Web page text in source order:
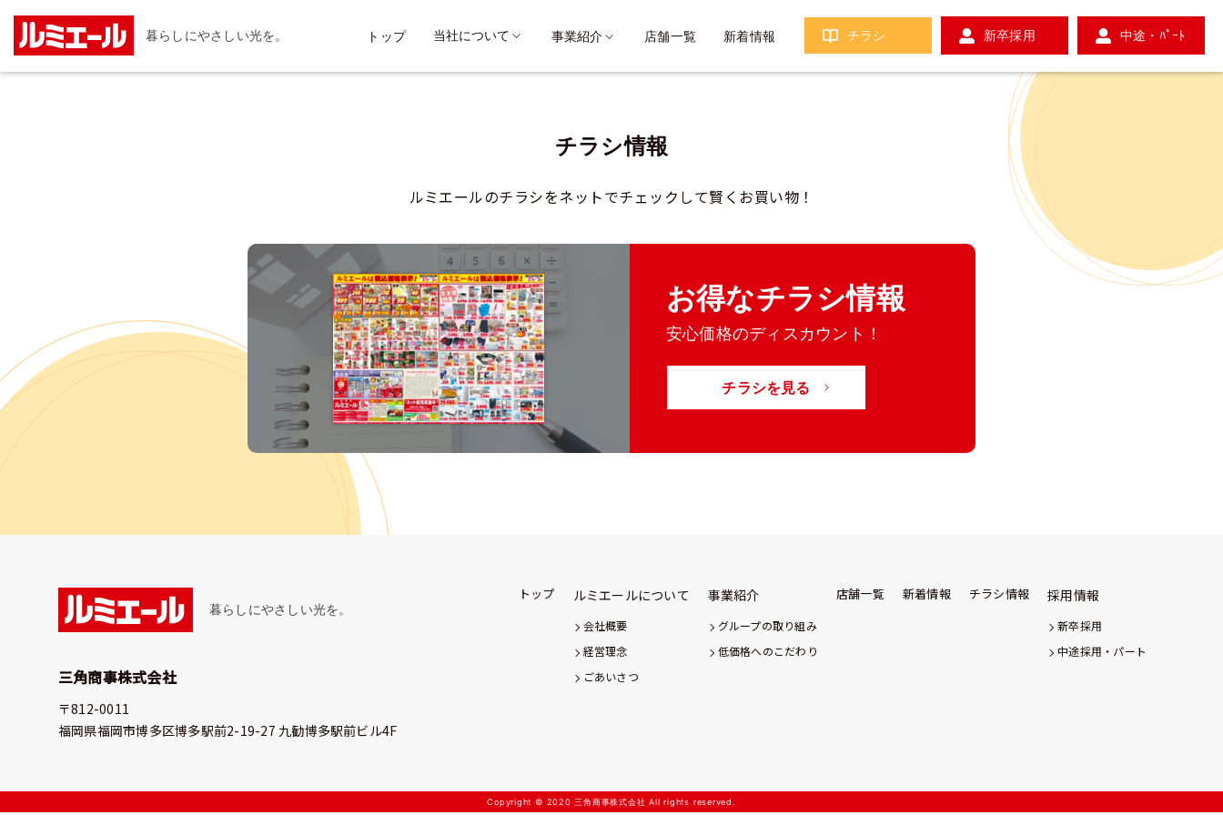
暮らしにやさしい光を。 トップ 当社について 事業紹介 店舗一覧 新着情報 チラシ 新卒採用 中途・ﾊﾟｰﾄ
チラシ情報
ルミエールのチラシをネットでチェックして賢くお買い物！
お得なチラシ情報
安心価格のディスカウント！
チラシを見る
暮らしにやさしい光を。
三角商事株式会社
〒812-0011
福岡県福岡市博多区博多駅前2-19-27 九勧博多駅前ビル4F
トップ ルミエールについて
会社概要
経営理念
ごあいさつ
事業紹介
グループの取り組み
低価格へのこだわり
店舗一覧 新着情報 チラシ情報 採用情報
新卒採用
中途採用・パート
Copyright © 2020 三角商事株式会社 All rights reserved.